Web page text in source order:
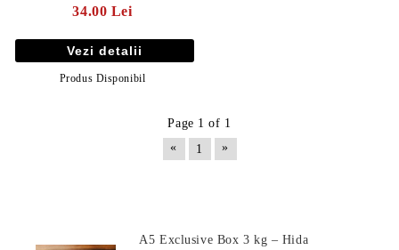
34.00 Lei
Vezi detalii
Produs Disponibil
Page 1 of 1
«
1 »
A5 Exclusive Box 3 kg – Hida